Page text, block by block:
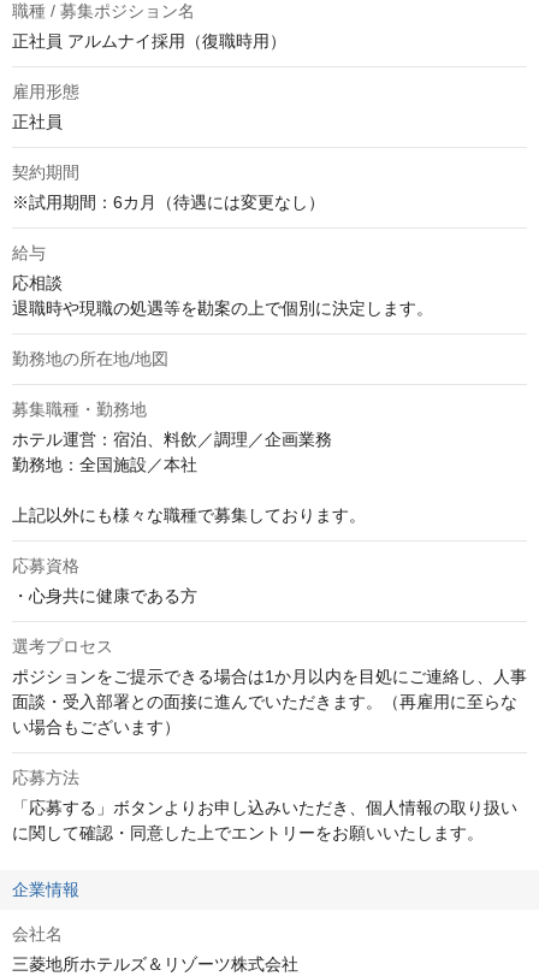
職種 / 募集ポジション名
正社員 アルムナイ採用（復職時用）
雇用形態
正社員
契約期間
※試用期間：6カ月（待遇には変更なし）
給与
応相談
退職時や現職の処遇等を勘案の上で個別に決定します。
勤務地の所在地/地図
募集職種・勤務地
ホテル運営：宿泊、料飲／調理／企画業務
勤務地：全国施設／本社
上記以外にも様々な職種で募集しております。
応募資格
・心身共に健康である方
選考プロセス
ポジションをご提示できる場合は1か月以内を目処にご連絡し、人事
面談・受入部署との面接に進んでいただきます。（再雇用に至らな
い場合もございます）
応募方法
「応募する」ボタンよりお申し込みいただき、個人情報の取り扱い
に関して確認・同意した上でエントリーをお願いいたします。
企業情報
会社名
三菱地所ホテルズ＆リゾーツ株式会社